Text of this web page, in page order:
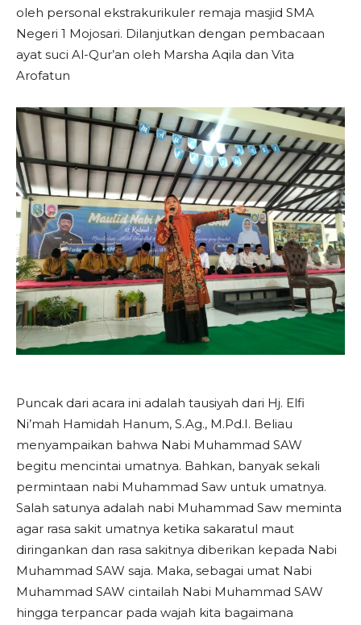
oleh personal ekstrakurikuler remaja masjid SMA
Negeri 1 Mojosari. Dilanjutkan dengan pembacaan
ayat suci Al-Qur’an oleh Marsha Aqila dan Vita
Arofatun
Puncak dari acara ini adalah tausiyah dari Hj. Elfi
Ni’mah Hamidah Hanum, S.Ag., M.Pd.I. Beliau
menyampaikan bahwa Nabi Muhammad SAW
begitu mencintai umatnya. Bahkan, banyak sekali
permintaan nabi Muhammad Saw untuk umatnya.
Salah satunya adalah nabi Muhammad Saw meminta
agar rasa sakit umatnya ketika sakaratul maut
diringankan dan rasa sakitnya diberikan kepada Nabi
Muhammad SAW saja. Maka, sebagai umat Nabi
Muhammad SAW cintailah Nabi Muhammad SAW
hingga terpancar pada wajah kita bagaimana